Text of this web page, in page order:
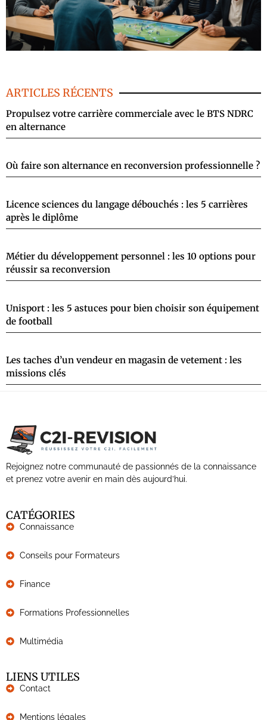
ARTICLES RÉCENTS
Propulsez votre carrière commerciale avec le BTS NDRC
en alternance
Où faire son alternance en reconversion professionnelle ?
Licence sciences du langage débouchés : les 5 carrières
après le diplôme
Métier du développement personnel : les 10 options pour
réussir sa reconversion
Unisport : les 5 astuces pour bien choisir son équipement
de football
Les taches d’un vendeur en magasin de vetement : les
missions clés
Rejoignez notre communauté de passionnés de la connaissance
et prenez votre avenir en main dès aujourd’hui.
CATÉGORIES
Connaissance
Conseils pour Formateurs
Finance
Formations Professionnelles
Multimédia
LIENS UTILES
Contact
Mentions légales